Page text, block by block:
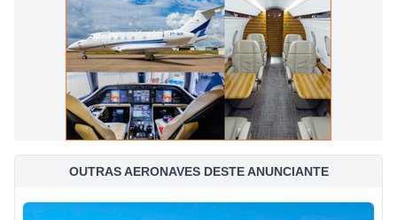
OUTRAS AERONAVES DESTE ANUNCIANTE